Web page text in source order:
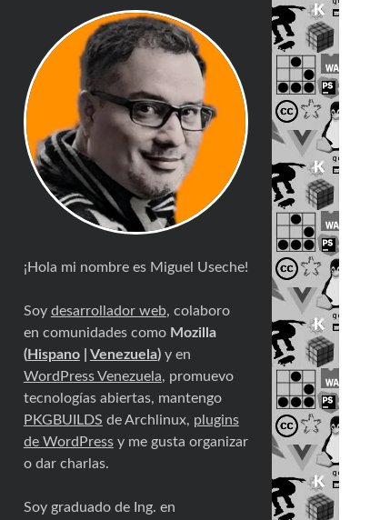
¡Hola mi nombre es Miguel Useche!
Soy desarrollador web, colaboro
en comunidades como Mozilla
(Hispano| Venezuela)y en
WordPress Venezuela, promuevo
tecnologías abiertas, mantengo
PKGBUILDS de Archlinux, plugins
de WordPressy me gusta organizar
o dar charlas.
Soy graduado de Ing. en